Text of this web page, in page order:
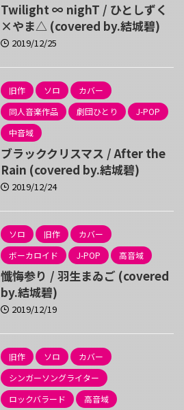
Twilight ∞ nighT / ひとしずく
×やま△ (covered by.結城碧)
2019/12/25
旧作 ソロ
カバー
同人音楽作品
劇団ひとり
J-POP
中音域
ブラッククリスマス / After the
Rain (covered by.結城碧)
2019/12/24
ソロ 旧作
カバー
ボーカロイド
J-POP 高音域
懺悔参り / 羽生まゐご (covered
by.結城碧)
2019/12/19
旧作 ソロ
カバー
シンガーソングライター
ロックバラード
高音域